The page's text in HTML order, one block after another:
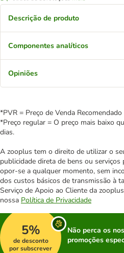
Descrição de produto
Componentes analíticos
Opiniões
*PVR = Preço de Venda
*Preço regular = O preço mais baixo
dias.
A zooplus tem o direito de utilizar o
publicidade direta de bens ou
opor-se a qualquer momento, sem
dos custos básicos de transmissão à
Serviço de Apoio ao Cliente da
nossa Política de Privacidade
5%
de desconto
por subscrever
Não perca os
promoções